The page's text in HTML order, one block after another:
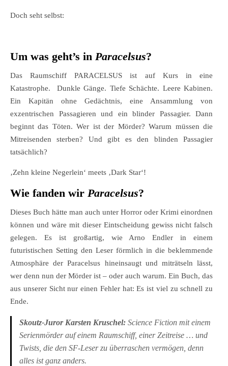
Doch seht selbst:
Um was geht’s in Paracelsus?
Das Raumschiff PARACELSUS ist auf Kurs in eine
Katastrophe. Dunkle Gänge. Tiefe Schächte. Leere Kabinen.
Ein Kapitän ohne Gedächtnis, eine Ansammlung von
exzentrischen Passagieren und ein blinder Passagier. Dann
beginnt das Töten. Wer ist der Mörder? Warum müssen die
Mitreisenden sterben? Und gibt es den blinden Passagier
tatsächlich?
‚Zehn kleine Negerlein‘ meets ‚Dark Star‘!
Wie fanden wir Paracelsus?
Dieses Buch hätte man auch unter Horror oder Krimi einordnen
können und wäre mit dieser Eintscheidung gewiss nicht falsch
gelegen. Es ist großartig, wie Arno Endler in einem
futuristischen Setting den Leser förmlich in die beklemmende
Atmosphäre der Paracelsus hineinsaugt und miträtseln lässt,
wer denn nun der Mörder ist – oder auch warum. Ein Buch, das
aus unserer Sicht nur einen Fehler hat: Es ist viel zu schnell zu
Ende.
Skoutz-Juror Karsten Kruschel: Science Fiction mit einem
Serienmörder auf einem Raumschiff, einer Zeitreise … und
Twists, die den SF-Leser zu überraschen vermögen, denn
alles ist ganz anders.